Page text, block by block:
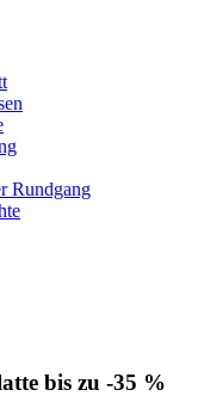
Rundgang
bis zu -35 %